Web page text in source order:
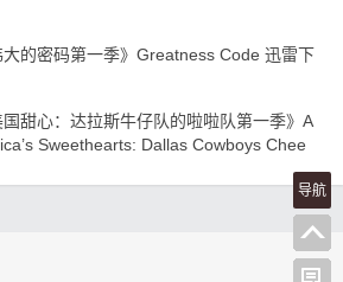
大的密码第一季》Greatness Code 迅雷下
国甜心：达拉斯牛仔队的啦啦队第一季》A
Sweethearts: Dallas Cowboys Chee
导航